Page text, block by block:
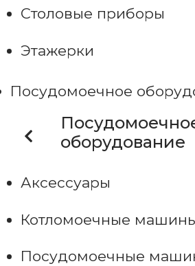
Столовые приборы
Этажерки
Посудомоечное
оборудование
Аксессуары
Котломоечные
Посудомоечные